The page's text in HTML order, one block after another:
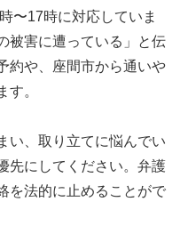
〜17時に対応していま
被害に遭っている」と伝
約や、座間市から通いや
す。
い、取り立てに悩んでい
先にしてください。弁護
を法的に止めることがで